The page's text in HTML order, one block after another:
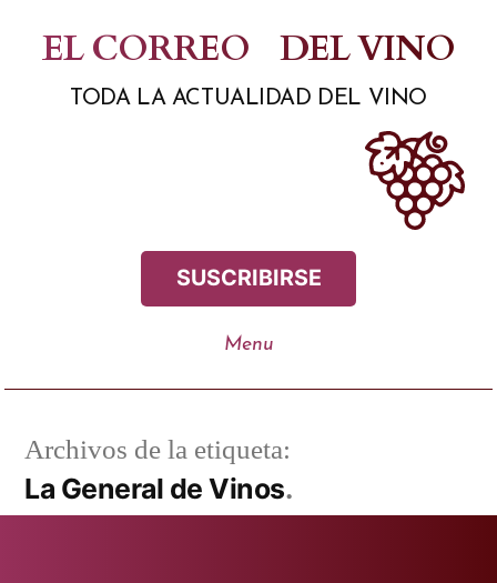
contenido
EL CORREO DEL VINO
TODA LA ACTUALIDAD DEL VINO
SUSCRIBIRSE
Archivos de la etiqueta:
La General de Vinos